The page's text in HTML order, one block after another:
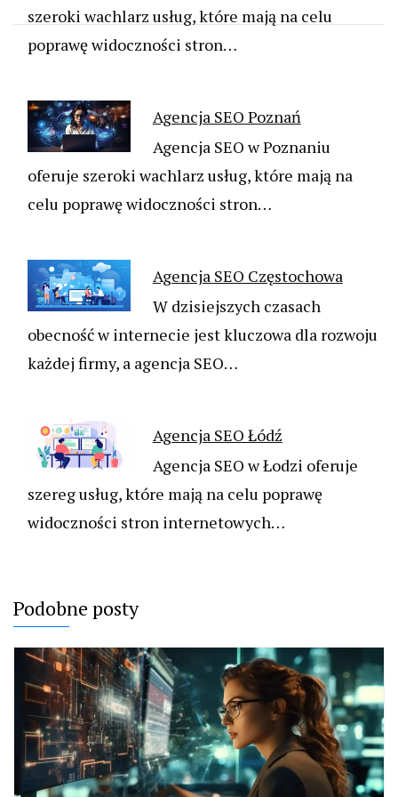
szeroki wachlarz usług, które mają na celu
poprawę widoczności stron…
Agencja SEO Poznań
Agencja SEO w Poznaniu
oferuje szeroki wachlarz usług, które mają na
celu poprawę widoczności stron…
Agencja SEO Częstochowa
W dzisiejszych czasach
obecność w internecie jest kluczowa dla rozwoju
każdej firmy, a agencja SEO…
Agencja SEO Łódź
Agencja SEO w Łodzi oferuje
szereg usług, które mają na celu poprawę
widoczności stron internetowych…
Podobne posty